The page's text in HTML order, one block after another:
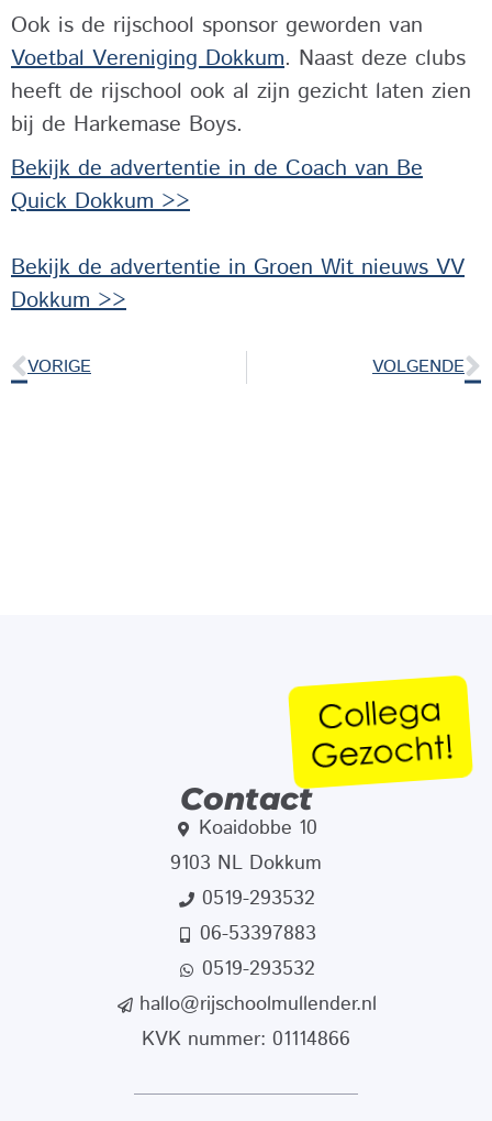
Ook is de rijschool sponsor geworden van
Voetbal Vereniging Dokkum. Naast deze clubs
heeft de rijschool ook al zijn gezicht laten zien
bij de Harkemase Boys.
Bekijk de advertentie in de Coach van Be
Quick Dokkum >>
Bekijk de advertentie in Groen Wit nieuws VV
Dokkum >>
VORIGE VOLGENDE
Contact
Koaidobbe 10
9103 NL Dokkum
0519-293532
06-53397883
0519-293532
hallo@rijschoolmullender.nl
KVK nummer: 01114866